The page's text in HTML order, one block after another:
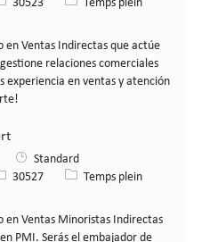
30523
Temps plein
en Ventas Indirectas que actúe
relaciones comerciales
experiencia en ventas y atención
Standard
de poste
30527 Type de poste
Temps plein
en Ventas Minoristas Indirectas
PMI. Serás el embajador de